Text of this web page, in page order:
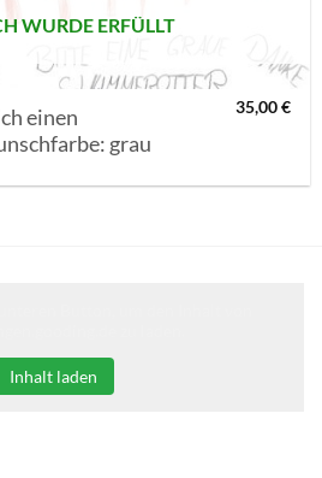
WURDE ERFÜLLT
einen
grau
35,00€
Inhalt laden